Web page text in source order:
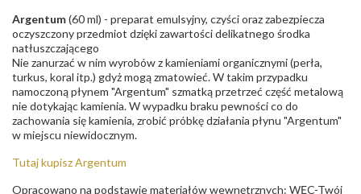
Argentum(60 ml) - preparat emulsyjny, czyści oraz zabezpiecza
oczyszczony przedmiot dzięki zawartości delikatnego środka
natłuszczającego
Nie zanurzać w nim wyrobów z kamieniami organicznymi (perła,
turkus, koral itp.) gdyż mogą zmatowieć. W takim przypadku
namoczoną płynem "Argentum" szmatką przetrzeć część metalową
nie dotykając kamienia. W wypadku braku pewności co do
zachowania się kamienia, zrobić próbkę działania płynu "Argentum"
w miejscu niewidocznym.
Tutaj kupisz Argentum
Opracowano na podstawie materiałów wewnętrznych: WĘC-Twój